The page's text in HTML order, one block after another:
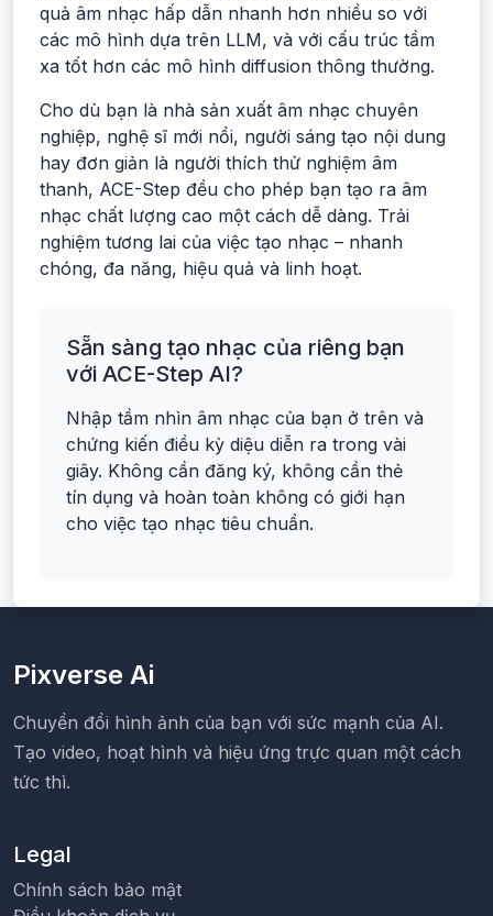
quả âm nhạc hấp dẫn nhanh hơn nhiều so với
các mô hình dựa trên LLM, và với cấu trúc tầm
xa tốt hơn các mô hình diffusion thông thường.
Cho dù bạn là nhà sản xuất âm nhạc chuyên
nghiệp, nghệ sĩ mới nổi, người sáng tạo nội dung
hay đơn giản là người thích thử nghiệm âm
thanh, ACE-Step đều cho phép bạn tạo ra âm
nhạc chất lượng cao một cách dễ dàng. Trải
nghiệm tương lai của việc tạo nhạc – nhanh
chóng, đa năng, hiệu quả và linh hoạt.
Sẵn sàng tạo nhạc của riêng bạn
với ACE-Step AI?
Nhập tầm nhìn âm nhạc của bạn ở trên và
chứng kiến điều kỳ diệu diễn ra trong vài
giây. Không cần đăng ký, không cần thẻ
tín dụng và hoàn toàn không có giới hạn
cho việc tạo nhạc tiêu chuẩn.
Pixverse Ai
Chuyển đổi hình ảnh của bạn với sức mạnh của AI.
Tạo video, hoạt hình và hiệu ứng trực quan một cách
tức thì.
Legal
Chính sách bảo mật